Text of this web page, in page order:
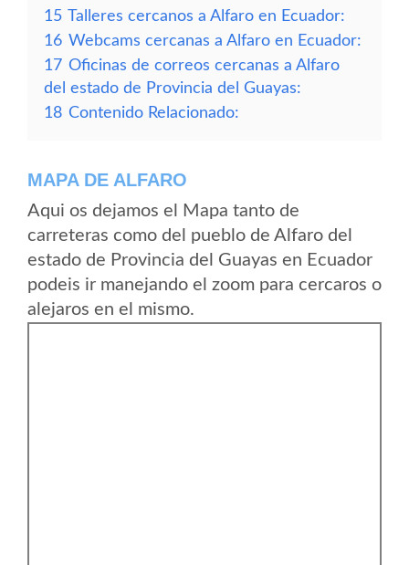
15 Talleres cercanos a Alfaro en Ecuador:
16 Webcams cercanas a Alfaro en Ecuador:
17 Oficinas de correos cercanas a Alfaro
del estado de Provincia del Guayas:
18 Contenido Relacionado:
MAPA DE ALFARO
Aqui os dejamos el Mapa tanto de
carreteras como del pueblo de Alfaro del
estado de Provincia del Guayas en Ecuador
podeis ir manejando el zoom para cercaros o
alejaros en el mismo.